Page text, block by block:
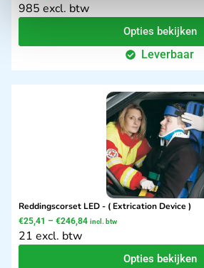
985 excl. btw
Opties bekijken
Leverbaar
Reddingscorset LED - ( Extrication Device )
€25,41 – €246,84 incl. btw
21 excl. btw
Opties bekijken